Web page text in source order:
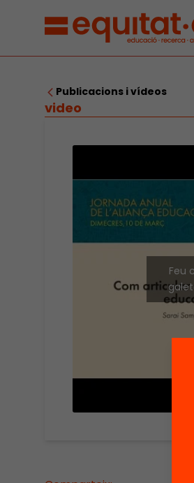
Publicacions i vídeos
video
Feu